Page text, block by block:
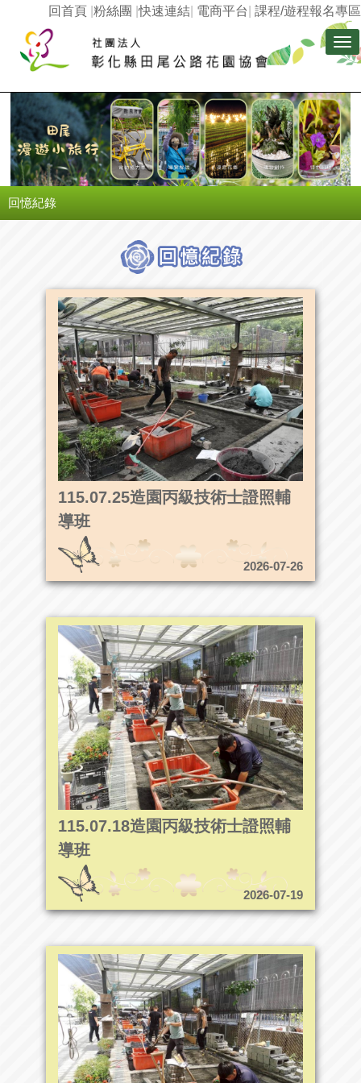
課程/遊程報名專區
電商平台
快速連結
粉絲團 |
回首頁
回憶紀錄
115.07.25造園丙級技術士證照輔
導班
2026-07-26
115.07.18造園丙級技術士證照輔
導班
2026-07-19